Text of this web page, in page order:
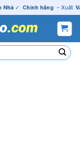
✓ Chính hãng – Xuất VAT